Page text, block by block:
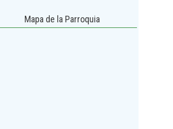
Mapa de la Parroquia